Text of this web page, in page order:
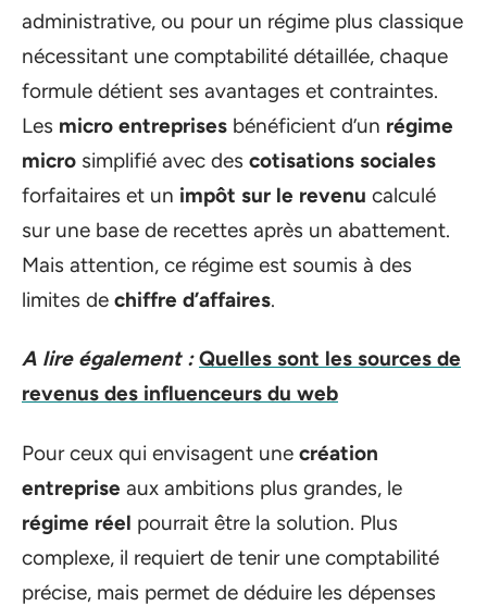
administrative, ou pour un régime plus classique
nécessitant une comptabilité détaillée, chaque
formule détient ses avantages et contraintes.
Les micro entreprises bénéficient d’un régime
micro simplifié avec des cotisations sociales
forfaitaires et un impôt sur le revenu calculé
sur une base de recettes après un abattement.
Mais attention, ce régime est soumis à des
limites de chiffre d’affaires.
A lire également : Quelles sont les sources de
revenus des influenceurs du web
Pour ceux qui envisagent une création
entreprise aux ambitions plus grandes, le
régime réel pourrait être la solution. Plus
complexe, il requiert de tenir une comptabilité
précise, mais permet de déduire les dépenses